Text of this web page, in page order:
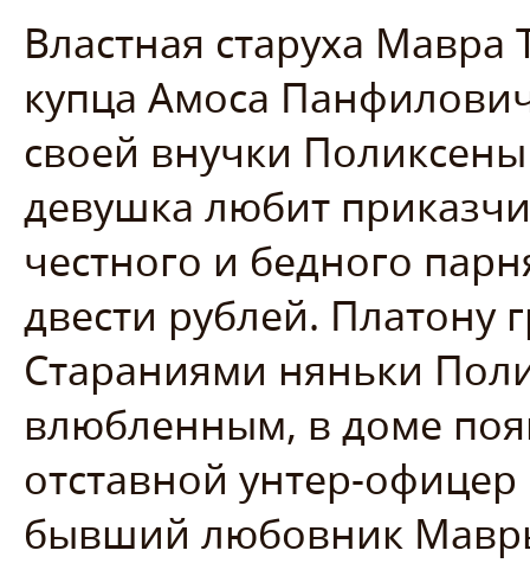
Властная старуха Мавра
купца Амоса
своей внучки
девушка любит
честного и бедного
двести рублей. Платону
Стараниями няньки
влюбленным, в доме
отставной унтер-
бывший любовник